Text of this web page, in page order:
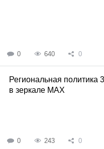
0 640 0
Региональная политика
в зеркале MAX
0 243 0